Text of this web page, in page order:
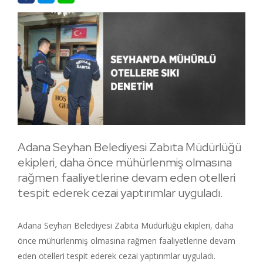
Adana Seyhan Belediyesi Zabıta Müdürlüğü
ekipleri, daha önce mühürlenmiş olmasına
rağmen faaliyetlerine devam eden otelleri
tespit ederek cezai yaptırımlar uyguladı.
Adana Seyhan Belediyesi Zabıta Müdürlüğü ekipleri, daha
önce mühürlenmiş olmasına rağmen faaliyetlerine devam
eden otelleri tespit ederek cezai yaptırımlar uyguladı.